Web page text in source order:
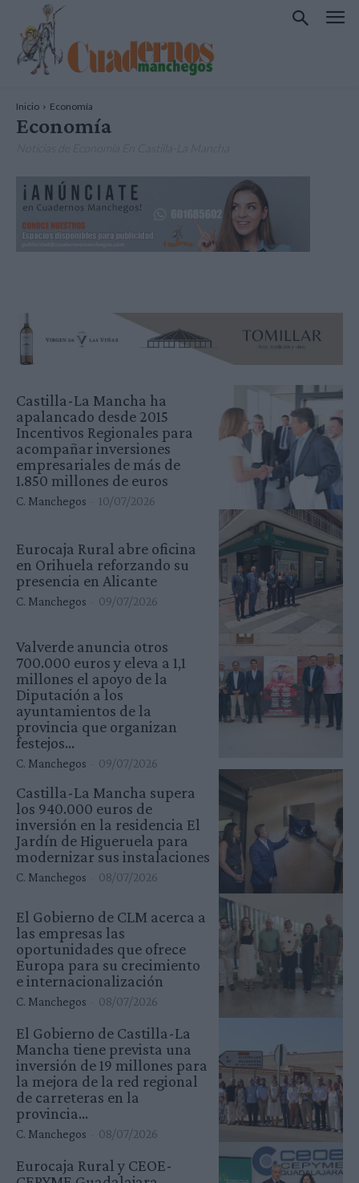
Inicio Economía
Economía
Castilla-La Mancha ha
apalancado desde 2015
Incentivos Regionales para
acompañar inversiones
empresariales de más de
1.850 millones de euros
C. Manchegos 10/07/2026
Eurocaja Rural abre oficina
en Orihuela reforzando su
presencia en Alicante
C. Manchegos 09/07/2026
Valverde anuncia otros
700.000 euros y eleva a 1,1
millones el apoyo de la
Diputación a los
ayuntamientos de la
provincia que organizan
festejos...
C. Manchegos 09/07/2026
Castilla-La Mancha supera
los 940.000 euros de
inversión en la residencia El
Jardín de Higueruela para
modernizar sus instalaciones
C. Manchegos 08/07/2026
El Gobierno de CLM acerca a
las empresas las
oportunidades que ofrece
Europa para su crecimiento
e internacionalización
C. Manchegos 08/07/2026
El Gobierno de Castilla-La
Mancha tiene prevista una
inversión de 19 millones para
la mejora de la red regional
de carreteras en la
provincia...
C. Manchegos 08/07/2026
Eurocaja Rural y CEOE-